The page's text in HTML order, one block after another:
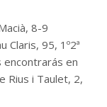
8-9
Claris, 95, 1º2ª
en
Rius i Taulet, 2,